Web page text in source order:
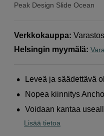
Peak Design Slide Ocean
Verkkokauppa:
Helsingin myymälä:
Leveä ja säädettävä
Nopea kiinnitys
Voidaan kantaa
Lisää tietoa